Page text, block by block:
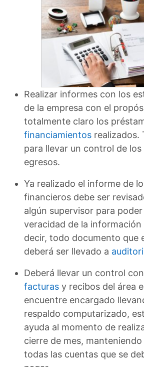
Realizar informes con los
de la empresa con el
totalmente claro los
financiamientos realizados.
para llevar un control de
egresos.
Ya realizado el informe de
financieros debe ser
algún supervisor para
veracidad de la
decir, todo documento que
deberá ser llevado a
Deberá llevar un control
facturas y recibos del área
encuentre encargado
respaldo computarizado,
ayuda al momento de
cierre de mes,
todas las cuentas que se